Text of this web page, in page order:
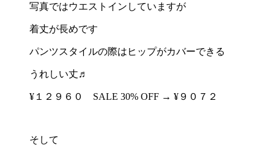
写真ではウエストインしていますが
着丈が長めです
パンツスタイルの際はヒップがカバーできる
うれしい丈♬
¥１２９６０ SALE 30% OFF → ¥９０７２
そして